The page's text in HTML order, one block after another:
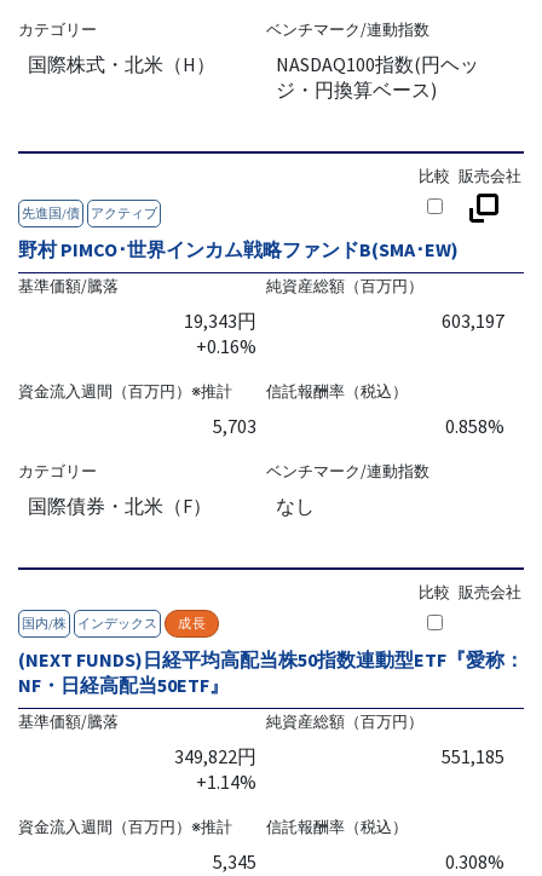
カテゴリー
国際株式・北米（H）
ベンチマーク/連動指数
NASDAQ100指数(円ヘッ
ジ・円換算ベース)
先進国/債 アクティブ
比較 販売会社
野村 PIMCO･世界インカム戦略ファンドB(SMA･EW)
基準価額/騰落
19,343円
+0.16%
純資産総額（百万円）
603,197
資金流入週間（百万円）※推計
5,703
信託報酬率（税込）
0.858%
カテゴリー
国際債券・北米（F）
ベンチマーク/連動指数
なし
国内/株 インデックス 成長
比較 販売会社
(NEXT FUNDS)日経平均高配当株50指数連動型ETF『愛称：
NF・日経高配当50ETF』
基準価額/騰落
349,822円
+1.14%
純資産総額（百万円）
551,185
資金流入週間（百万円）※推計
5,345
信託報酬率（税込）
0.308%